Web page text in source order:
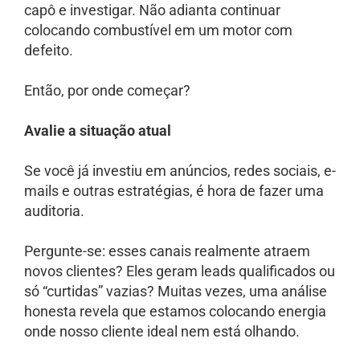
capô e investigar. Não adianta continuar
colocando combustível em um motor com
defeito.
Então, por onde começar?
Avalie a situação atual
Se você já investiu em anúncios, redes sociais, e-
mails e outras estratégias, é hora de fazer uma
auditoria.
Pergunte-se: esses canais realmente atraem
novos clientes? Eles geram leads qualificados ou
só “curtidas” vazias? Muitas vezes, uma análise
honesta revela que estamos colocando energia
onde nosso cliente ideal nem está olhando.